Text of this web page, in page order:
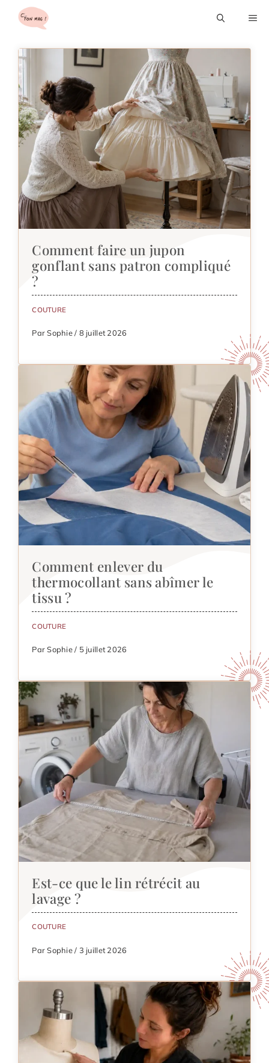
Comment faire un jupon
gonflant sans patron compliqué
?
COUTURE
Par Sophie / 8 juillet 2026
Comment enlever du
thermocollant sans abîmer le
tissu ?
COUTURE
Par Sophie / 5 juillet 2026
Est-ce que le lin rétrécit au
lavage ?
COUTURE
Par Sophie / 3 juillet 2026